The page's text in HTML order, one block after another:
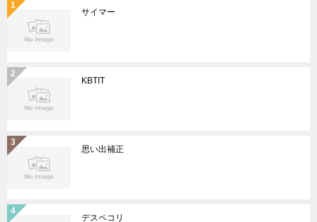
サイマー
KBTIT
思い出補正
デスペコリ